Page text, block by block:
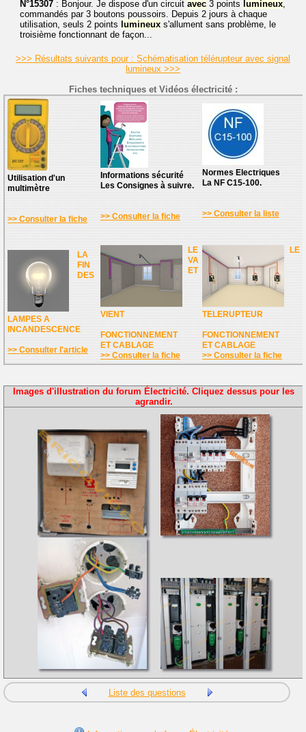
N°15307 : Bonjour. Je dispose d'un circuit avec 3 points lumineux,
commandés par 3 boutons poussoirs. Depuis 2 jours à chaque
utilisation, seuls 2 points lumineux s'allument sans problème, le
troisième fonctionnant de façon...
>>> Résultats suivants pour : Schématisation télérupteur avec signal
lumineux >>>
Fiches techniques et Vidéos électricité :
Utilisation d'un
multimètre
>> Consulter la fiche
Informations sécurité
Les Consignes à suivre.
>> Consulter la fiche
Normes Electriques
La NF C15-100.
>> Consulter la liste
LA
FIN
DES
LAMPES A
INCANDESCENCE
>> Consulter l'article
LE
VA
ET
VIENT
FONCTIONNEMENT
ET CABLAGE
>> Consulter la fiche
LE
TELERUPTEUR
FONCTIONNEMENT
ET CABLAGE
>> Consulter la fiche
Images d'illustration du forum Électricité. Cliquez dessus pour les
agrandir.
Liste des questions